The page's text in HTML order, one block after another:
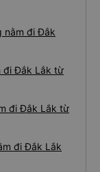
nằm đi Đắk
đi Đắk Lắk từ
đi Đắk Lắk từ
đi Đắk Lắk